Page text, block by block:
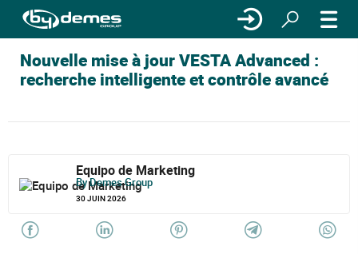
Nouvelle mise à jour VESTA Advanced :
recherche intelligente et contrôle avancé
Equipo de Marketing
By Demes Group
30 JUIN 2026